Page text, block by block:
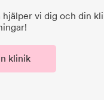
hjälper vi dig och din
klinik